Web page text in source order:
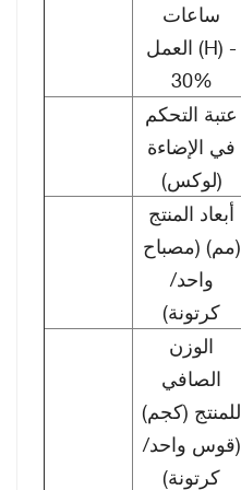
ساعات
العمل (H) -
30%
عتبة التحكم
في الإضاءة
(لوكس)
أبعاد المنتج
(مم) (مصباح
واحد/
كرتونة)
الوزن
الصافي
للمنتج (كجم)
(قوس واحد/
كرتونة)